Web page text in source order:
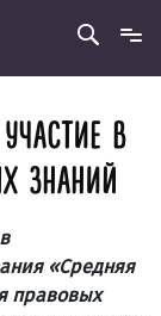
В
ЗНАНИЙ
«Средняя
правовых